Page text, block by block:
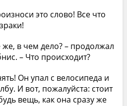
это слово! Все что
в чем дело? – продолжал
– Что происходит?
Он упал с велосипеда и
И вот, пожалуйста: стоит
вещь, как она сразу же